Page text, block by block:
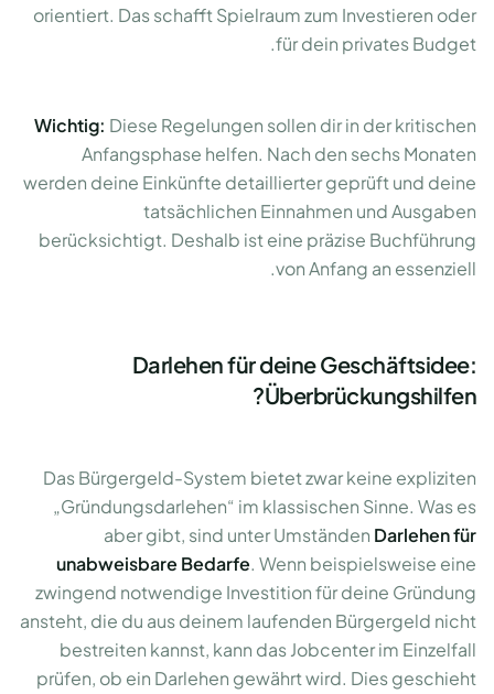
orientiert. Das schafft Spielraum zum Investieren oder
für dein privates Budget.
Wichtig: Diese Regelungen sollen dir in der kritischen
Anfangsphase helfen. Nach den sechs Monaten
werden deine Einkünfte detaillierter geprüft und deine
tatsächlichen Einnahmen und Ausgaben
berücksichtigt. Deshalb ist eine präzise Buchführung
von Anfang an essenziell.
Darlehen für deine Geschäftsidee:
Überbrückungshilfen?
Das Bürgergeld-System bietet zwar keine expliziten
„Gründungsdarlehen“ im klassischen Sinne. Was es
aber gibt, sind unter Umständen Darlehen für
unabweisbare Bedarfe. Wenn beispielsweise eine
zwingend notwendige Investition für deine Gründung
ansteht, die du aus deinem laufenden Bürgergeld nicht
bestreiten kannst, kann das Jobcenter im Einzelfall
prüfen, ob ein Darlehen gewährt wird. Dies geschieht